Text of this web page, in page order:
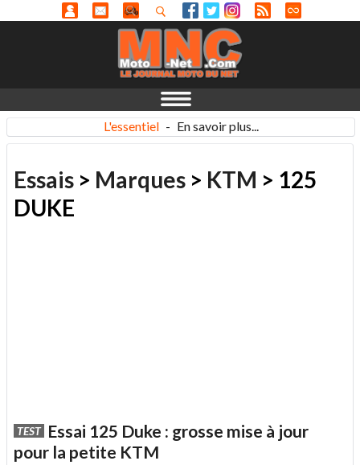
L'essentiel - En savoir plus...
Essais > Marques > KTM > 125
DUKE
TEST Essai 125 Duke : grosse mise à jour
pour la petite KTM